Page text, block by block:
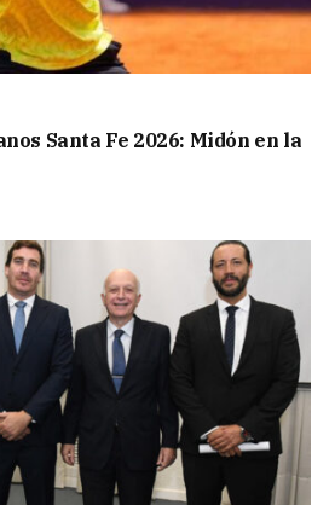
Santa Fe 2026: Midón en la